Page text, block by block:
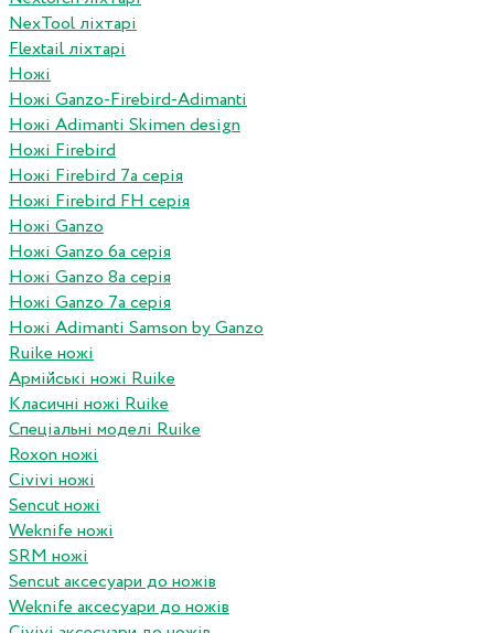
NexTool ліхтарі
Flextail ліхтарі
Ножі
Ножі Ganzo-Firebird-Adimanti
Ножі Adimanti Skimen design
Ножі Firebird
Ножі Firebird 7а серія
Ножі Firebird FH серія
Ножі Ganzo
Ножі Ganzo 6а серія
Ножі Ganzo 8а серія
Ножі Ganzo 7а серія
Ножі Adimanti Samson by Ganzo
Ruike ножі
Армійські ножі Ruike
Класичні ножі Ruike
Спеціальні моделі Ruike
Roxon ножi
Civivi ножі
Sencut ножі
Weknife ножі
SRM ножі
Sencut аксесуари до ножів
Weknife аксесуари до ножів